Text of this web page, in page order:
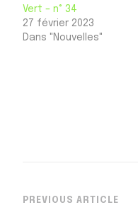
Vert – n° 34
27 février 2023
Dans "Nouvelles"
PREVIOUS ARTICLE